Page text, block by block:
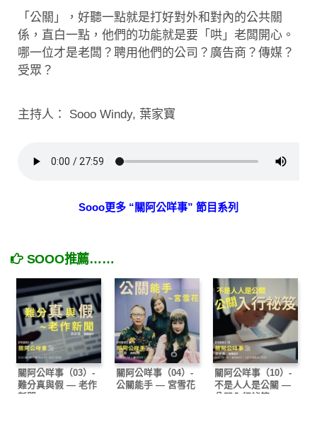
「公關」，好聽一點就是打好對外和對內的公共關
係，直白一點，他們的功能就是要「哄」老闆開心。
哪一位才是老闆？聘用他們的公司？廣告商？傳媒？
受眾？
主持人： Sooo Windy, 葉家寶
Sooo更多 “關阿公咩事” 節目系列
SOOO推薦……
關阿公咩事（03）-
難分真與假 — 老作
新聞
關阿公咩事（04）-
公關能手 — 宮雪花
關阿公咩事（10）-
不是人人是公關 —
公關入行祕笈